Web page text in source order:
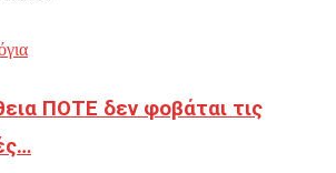
ΠΟΤΕ δεν φοβάται τις